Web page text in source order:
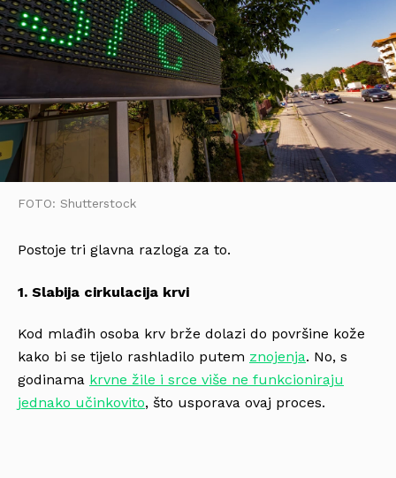
FOTO: Shutterstock
Postoje tri glavna razloga za to.
1. Slabija cirkulacija krvi
Kod mlađih osoba krv brže dolazi do površine kože
kako bi se tijelo rashladilo putem znojenja. No, s
godinama krvne žile i srce više ne funkcioniraju
jednako učinkovito, što usporava ovaj proces.